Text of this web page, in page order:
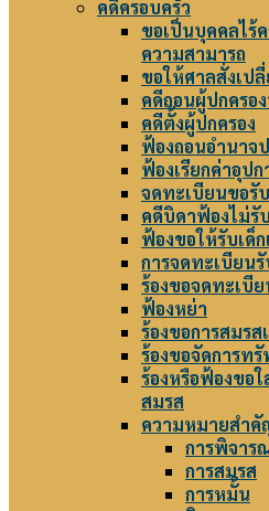
คดีครอบครัว
ขอเป็นบุคคลไร้
ความสามารถ
ขอให้ศาลสั่งเป
คดีถอนผู้ปกครอ
คดีตั้งผู้ปกครอง
ฟ้องถอนอำนาจ
ฟ้องเรียกค่าอุป
จดทะเบียนขอรั
คดีบิดาฟ้องไม่รั
ฟ้องขอให้รับเด็
การจดทะเบียน
ร้องขอจดทะเบี
ฟ้องหย่า
ร้องขอการสมรส
ร้องขอจัดการท
ร้องหรือฟ้องขอ
สมรส
ความหมายสำคั
การพิจาร
การสมรส
การหมั้น